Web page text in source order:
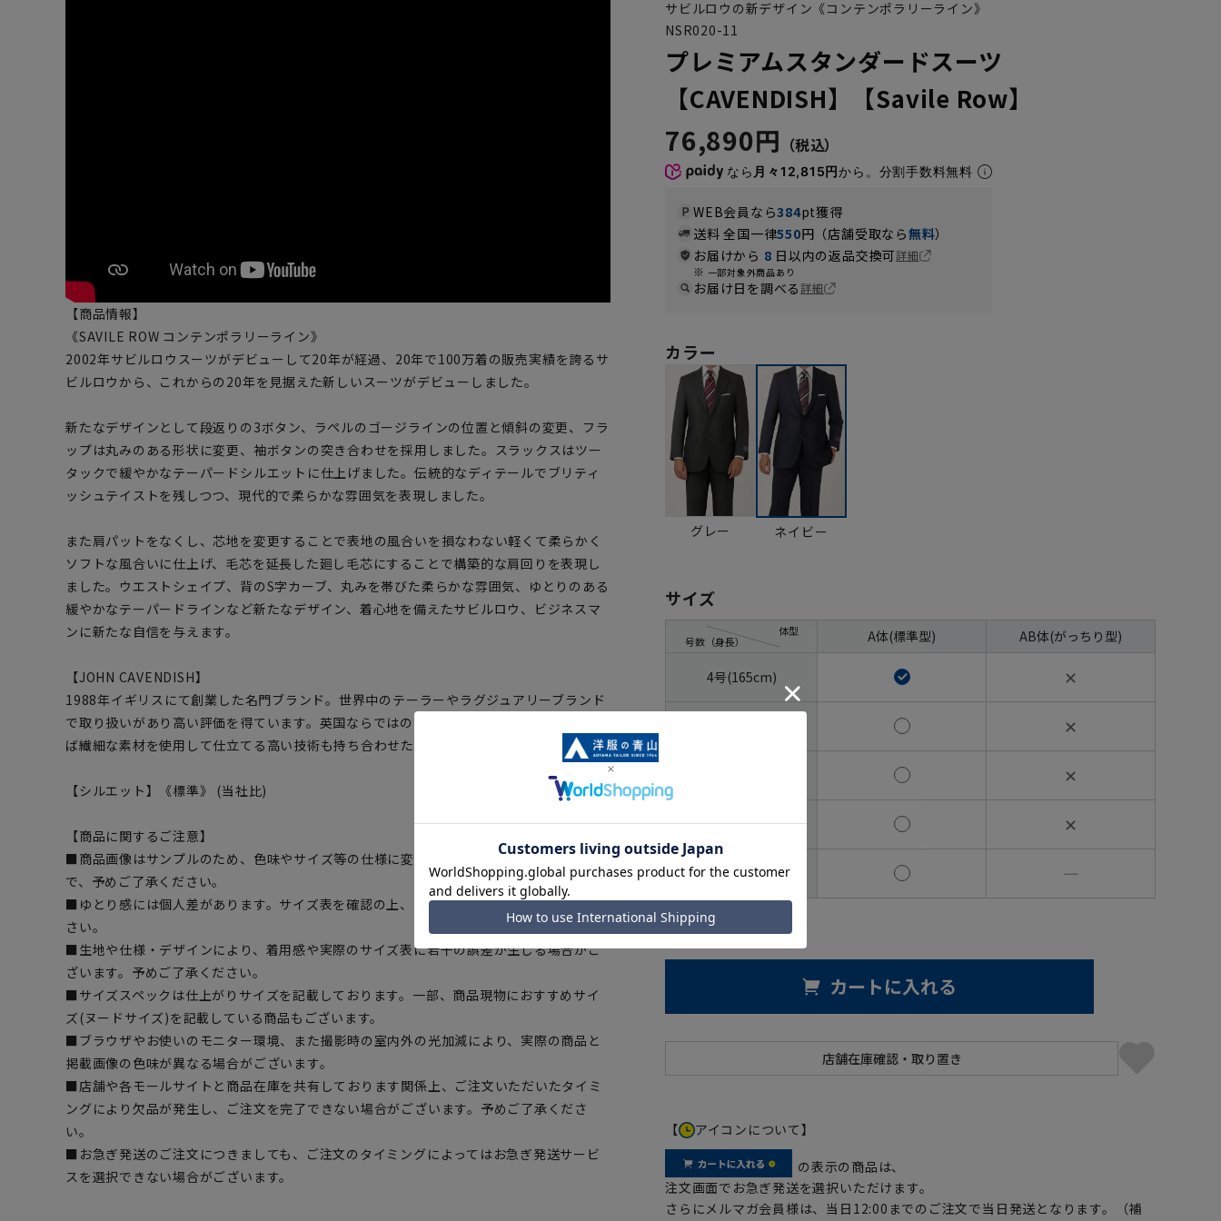
【商品情報】
《SAVILE ROW コンテンポラリーライン》
2002年サビルロウスーツがデビューして20年が経過、20年で100万着の販売実績を誇るサ
ビルロウから、これからの20年を見据えた新しいスーツがデビューしました。
新たなデザインとして段返りの3ボタン、ラペルのゴージラインの位置と傾斜の変更、フラ
ップは丸みのある形状に変更、袖ボタンの突き合わせを採用しました。スラックスはツー
タックで緩やかなテーパードシルエットに仕上げました。伝統的なディテールでブリティ
ッシュテイストを残しつつ、現代的で柔らかな雰囲気を表現しました。
また肩パットをなくし、芯地を変更することで表地の風合いを損なわない軽くて柔らかく
ソフトな風合いに仕上げ、毛芯を延長した廻し毛芯にすることで構築的な肩回りを表現し
ました。ウエストシェイプ、背のS字カーブ、丸みを帯びた柔らかな雰囲気、ゆとりのある
緩やかなテーパードラインなど新たなデザイン、着心地を備えたサビルロウ、ビジネスマ
ンに新たな自信を与えます。
【JOHN CAVENDISH】
1988年イギリスにて創業した名門ブランド。世界中のテーラーやラグジュアリーブランド
で取り扱いがあり高い評価を得ています。英国ならではのハリコシを持たせた生地もあれ
ば繊細な素材を使用して仕立てる高い技術も持ち合わせたブランドです。
【シルエット】《標準》 (当社比)
【商品に関するご注意】
■商品画像はサンプルのため、色味やサイズ等の仕様に変更がある場合がございますの
で、予めご了承ください。
■ゆとり感には個人差があります。サイズ表を確認の上、ご購入の目安としてご利用くだ
さい。
■生地や仕様・デザインにより、着用感や実際のサイズ表に若干の誤差が生じる場合がご
ざいます。予めご了承ください。
■サイズスペックは仕上がりサイズを記載しております。一部、商品現物におすすめサイ
ズ(ヌードサイズ)を記載している商品もございます。
■ブラウザやお使いのモニター環境、また撮影時の室内外の光加減により、実際の商品と
掲載画像の色味が異なる場合がございます。
■店舗や各モールサイトと商品在庫を共有しております関係上、ご注文いただいたタイミ
ングにより欠品が発生し、ご注文を完了できない場合がございます。予めご了承くださ
い。
■お急ぎ発送のご注文につきましても、ご注文のタイミングによってはお急ぎ発送サービ
スを選択できない場合がございます。
サビルロウの新デザイン《コンテンポラリーライン》
NSR020-11
プレミアムスタンダードスーツ
【CAVENDISH】【Savile Row】
76,890円
なら 月々12,815円から。分割手数料無料
WEB会員なら384pt獲得
送料 全国一律550円（店舗受取なら無料）
お届けから 8 日以内の返品交換可詳細
一部対象外商品あり
お届け日を調べる詳細
カラー
グレー ネイビー
サイズ
号数（身長）
体型 A体(標準型) AB体(がっちり型)
4号(165cm) ✕
✕
✕
7号(180cm) ✕
8号(185cm) ―
ウエストの目安：
カートに入れる
【 アイコンについて】
の表示の商品は、
注文画面でお急ぎ発送を選択いただけます。
さらにメルマガ会員様は、当日12:00までのご注文で当日発送となります。（補